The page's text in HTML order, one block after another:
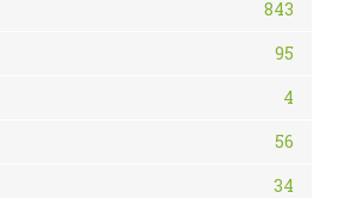
843
95
4
56
34